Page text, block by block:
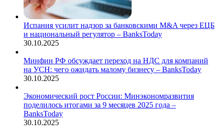
Испания усилит надзор за банковскими M&A через ЕЦБ
и национальный регулятор – BanksToday
30.10.2025
Минфин РФ обсуждает переход на НДС для компаний
на УСН: чего ожидать малому бизнесу – BanksToday
30.10.2025
Экономический рост России: Минэкономразвития
поделилось итогами за 9 месяцев 2025 года –
BanksToday
30.10.2025